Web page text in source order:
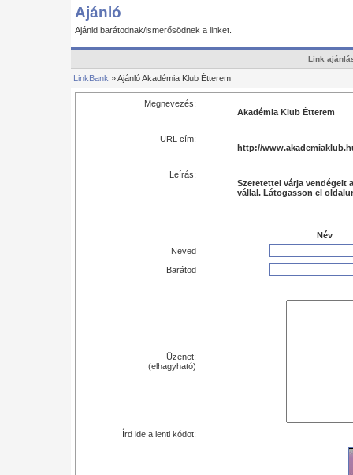
Ajánló
Ajánld barátodnak/ismerősödnek a linket.
Link
LinkBank » Ajánló Akadémia Klub Étterem
Megnevezés:
Akadémia Klub Étterem
URL cím:
http://
Leírás:
Szeretettel várja vendégeit
vállal. Látogasson el
Név
Neved
Barátod
Üzenet:
(elhagyható)
Írd ide a lenti kódot: